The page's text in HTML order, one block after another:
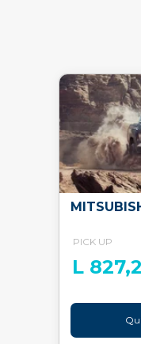
PICK UP
L